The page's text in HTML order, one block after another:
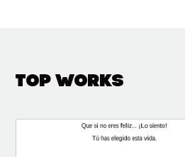
Top Works